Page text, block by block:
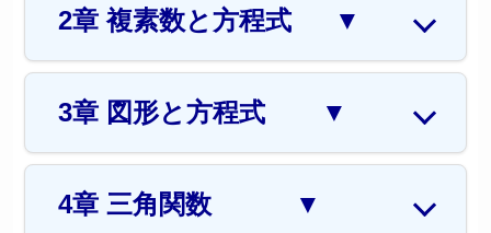
2章 複素数と方程式 ▼
3章 図形と方程式 ▼
4章 三角関数 ▼